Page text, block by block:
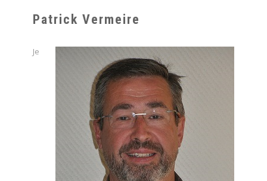
Patrick Vermeire
Je